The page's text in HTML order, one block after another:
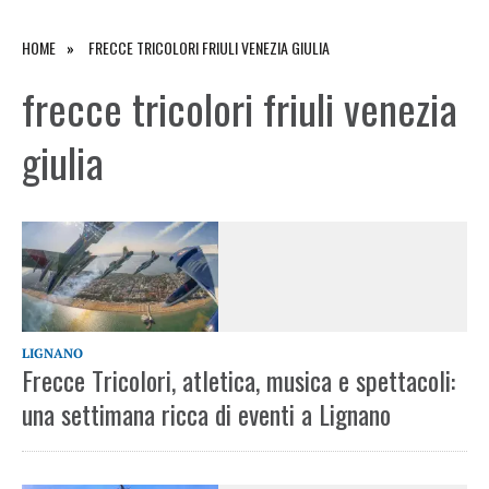
HOME FRECCE TRICOLORI FRIULI VENEZIA GIULIA
frecce tricolori friuli venezia
giulia
LIGNANO
Frecce Tricolori, atletica, musica e spettacoli:
una settimana ricca di eventi a Lignano